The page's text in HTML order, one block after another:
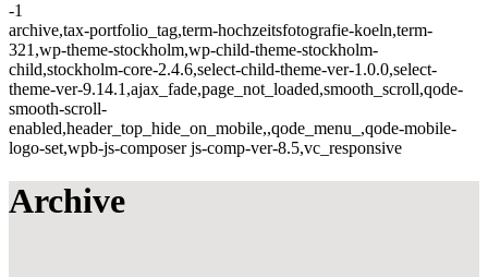
-1
archive,tax-portfolio_tag,term-hochzeitsfotografie-koeln,term-
321,wp-theme-stockholm,wp-child-theme-stockholm-
child,stockholm-core-2.4.6,select-child-theme-ver-1.0.0,select-
theme-ver-9.14.1,ajax_fade,page_not_loaded,smooth_scroll,qode-
smooth-scroll-
enabled,header_top_hide_on_mobile,,qode_menu_,qode-mobile-
logo-set,wpb-js-composer js-comp-ver-8.5,vc_responsive
Archive